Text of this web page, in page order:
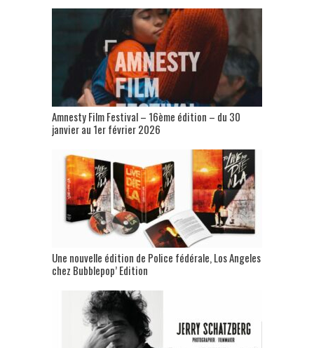
Amnesty Film Festival – 16ème édition – du 30
janvier au 1er février 2026
Une nouvelle édition de Police fédérale, Los Angeles
chez Bubblepop’ Edition